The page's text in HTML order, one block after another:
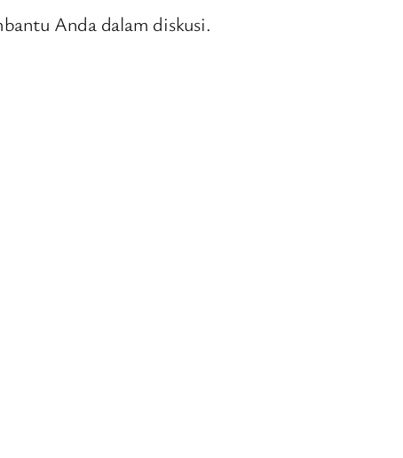
Anda dalam diskusi.